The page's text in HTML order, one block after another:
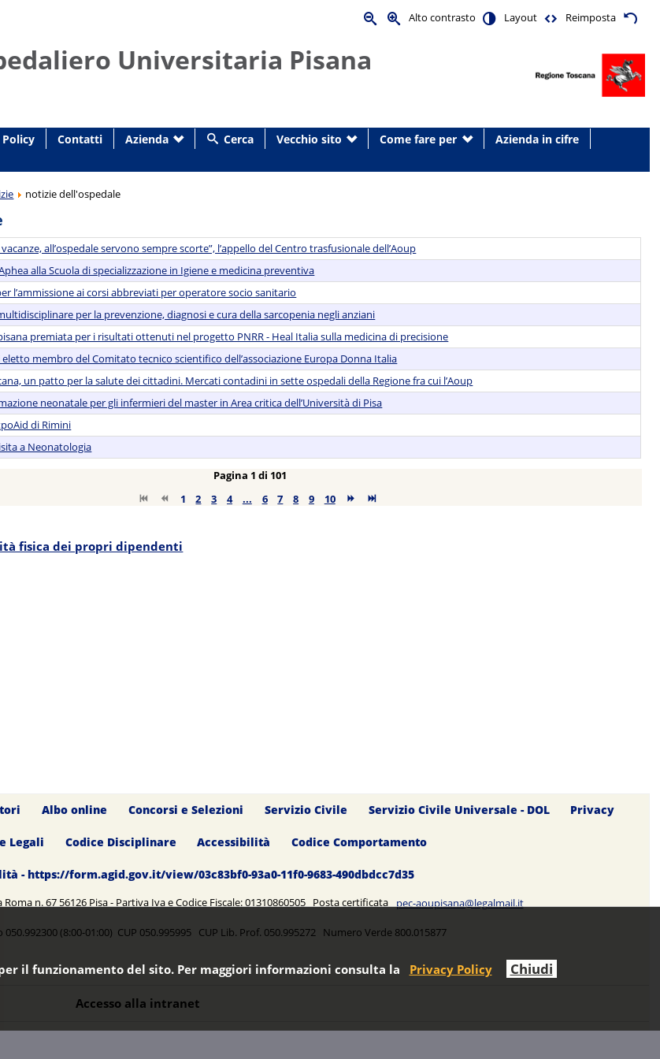
Alto contrasto Layout Reimposta
Universitaria Pisana
Contatti Azienda Cerca Vecchio sito Come fare per
Azienda in cifre
notizie dell'ospedale
all’ospedale servono sempre scorte”, l’appello del Centro trasfusionale dell’Aoup
alla Scuola di specializzazione in Igiene e medicina preventiva
l’ammissione ai corsi abbreviati per operatore socio sanitario
per la prevenzione, diagnosi e cura della sarcopenia negli anziani
premiata per i risultati ottenuti nel progetto PNRR - Heal Italia sulla medicina di precisione
membro del Comitato tecnico scientifico dell’associazione Europa Donna Italia
un patto per la salute dei cittadini. Mercati contadini in sette ospedali della Regione fra cui l’Aoup
neonatale per gli infermieri del master in Area critica dell’Università di Pisa
di Rimini
a Neonatologia
Pagina 1 di 101
1
2 3 4 ... 6 7 8 9 10
fisica dei propri dipendenti
Albo online Concorsi e Selezioni Servizio Civile Servizio Civile Universale - DOL Privacy
Legali Codice Disciplinare Accessibilità Codice Comportamento
- https://form.agid.gov.it/view/03c83bf0-93a0-11f0-9683-490dbdcc7d35
n. 67 56126 Pisa - Partiva Iva e Codice Fiscale: 01310860505 Posta certificata pec-aoupisana@legalmail.it
(8:00-01:00) CUP 050.995995 CUP Lib. Prof. 050.995272 Numero Verde 800.015877
Accesso alla intranet
il funzionamento del sito. Per maggiori informazioni consulta la Privacy Policy Chiudi